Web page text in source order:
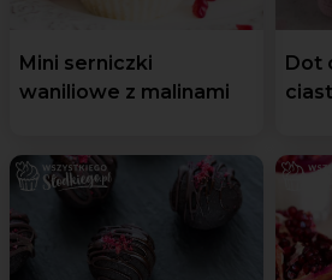
Mini serniczki
waniliowe z malinami
Dot